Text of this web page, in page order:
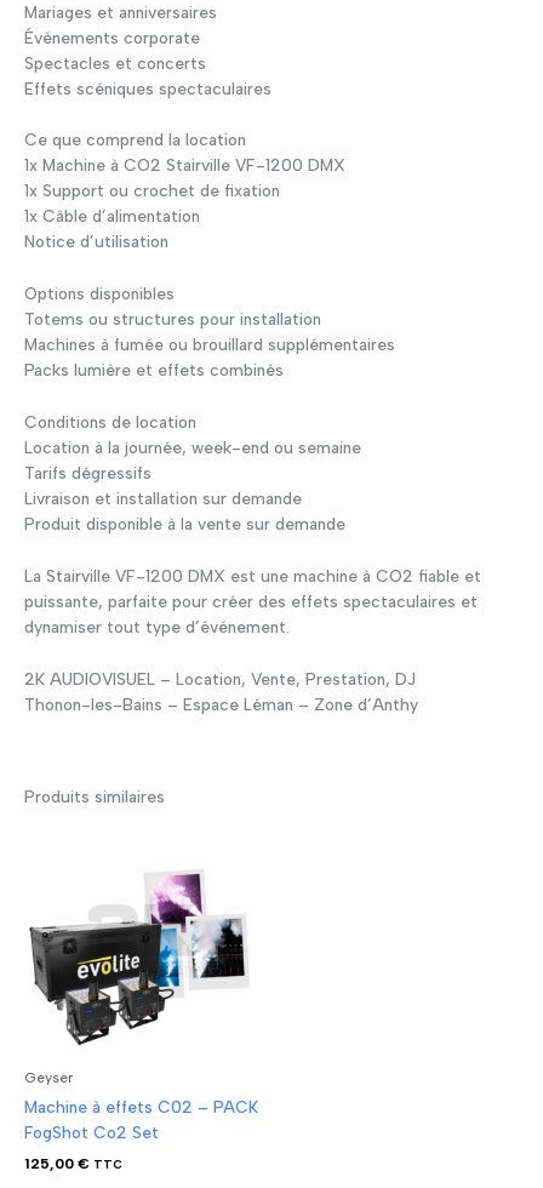
Mariages et anniversaires
Événements corporate
Spectacles et concerts
Effets scéniques spectaculaires
Ce que comprend la location
1x Machine à CO2 Stairville VF-1200 DMX
1x Support ou crochet de fixation
1x Câble d’alimentation
Notice d’utilisation
Options disponibles
Totems ou structures pour installation
Machines à fumée ou brouillard supplémentaires
Packs lumière et effets combinés
Conditions de location
Location à la journée, week-end ou semaine
Tarifs dégressifs
Livraison et installation sur demande
Produit disponible à la vente sur demande
La Stairville VF-1200 DMX est une machine à CO2 fiable et
puissante, parfaite pour créer des effets spectaculaires et
dynamiser tout type d’événement.
2K AUDIOVISUEL – Location, Vente, Prestation, DJ
Thonon-les-Bains – Espace Léman – Zone d’Anthy
Produits similaires
Geyser
Machine à effets C02 – PACK
FogShot Co2 Set
125,00 € TTC